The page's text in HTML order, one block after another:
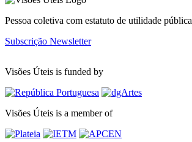
Pessoa coletiva com estatuto de utilidade pública
Subscrição Newsletter
Visões Úteis is funded by
Visões Úteis is a member of